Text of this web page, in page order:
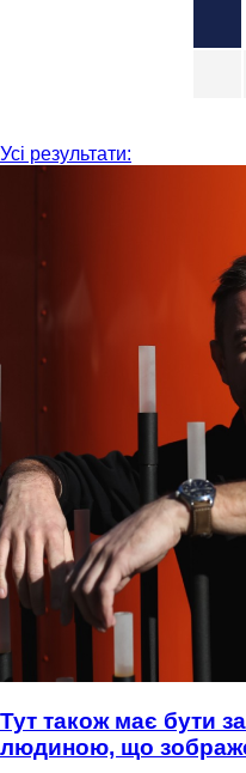
Усі результати:
Тут також має бути
людиною, що